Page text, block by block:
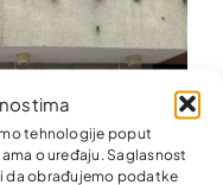
tehnologije poput
o uređaju. Saglasnost
da obrađujemo podatke